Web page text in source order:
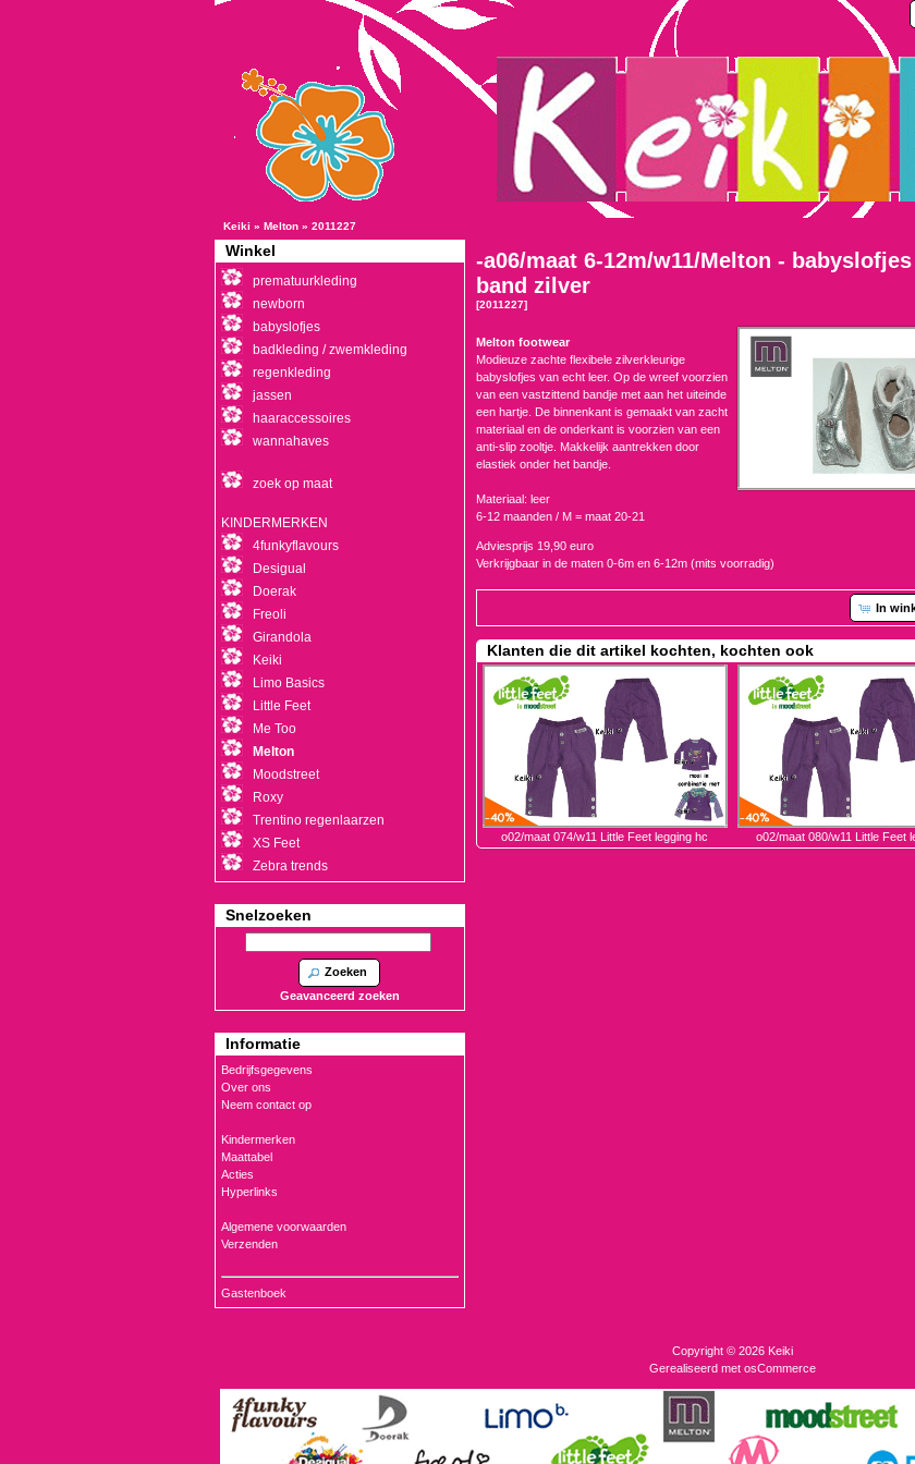
Keiki » Melton » 2011227
-a06/maat 6-12m/w11/Melton - babyslofjes
band zilver
[2011227]
Melton footwear
Modieuze zachte flexibele zilverkleurige
babyslofjes van echt leer. Op de wreef voorzien
van een vastzittend bandje met aan het uiteinde
een hartje. De binnenkant is gemaakt van zacht
materiaal en de onderkant is voorzien van een
anti-slip zooltje. Makkelijk aantrekken door
elastiek onder het bandje.
Materiaal: leer
6-12 maanden / M = maat 20-21
Adviesprijs 19,90 euro
Verkrijgbaar in de maten 0-6m en 6-12m (mits voorradig)
In
Klanten die dit artikel kochten, kochten ook
o02/maat 074/w11 Little Feet legging hc o02/maat 080/w11 Little Feet
Winkel
prematuurkleding
newborn
babyslofjes
badkleding / zwemkleding
regenkleding
jassen
haaraccessoires
wannahaves
zoek op maat
KINDERMERKEN
4funkyflavours
Desigual
Doerak
Freoli
Girandola
Keiki
Limo Basics
Little Feet
Me Too
Melton
Moodstreet
Roxy
Trentino regenlaarzen
XS Feet
Zebra trends
Snelzoeken
Zoeken
Geavanceerd zoeken
Informatie
Bedrijfsgegevens
Over ons
Neem contact op
Kindermerken
Maattabel
Acties
Hyperlinks
Algemene voorwaarden
Verzenden
Gastenboek
Copyright © 2026 Keiki
Gerealiseerd met osCommerce